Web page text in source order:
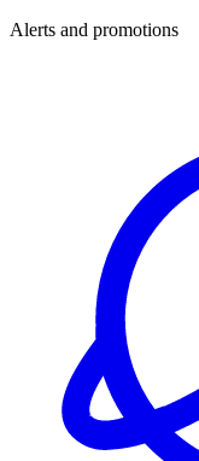
Alerts and promotions